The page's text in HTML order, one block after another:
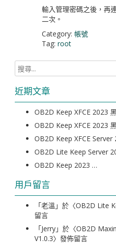
輸入管理密碼之後，再
二次。
Category: 帳號
Tag: root
近期文章
OB2D Keep XFCE 2023
OB2D Keep XFCE 2023
OB2D Keep XFCE Server
OB2D Lite Keep Server
OB2D Keep 2023 …
用戶留言
「老溫 」於〈OB2D Lite
留言
「Jerry」於〈OB2D
V1.0.3〉發佈留言